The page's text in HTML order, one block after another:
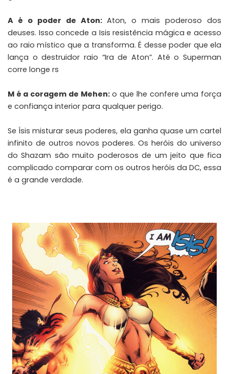
A é o poder de Aton:Aton, o mais poderoso dos
deuses. Isso concede a Isis resistência mágica e acesso
ao raio místico que a transforma. É desse poder que ela
lança o destruidor raio “Ira de Aton”. Até o Superman
corre longe rs
M é a coragem de Mehen:o que lhe confere uma força
e confiança interior para qualquer perigo.
Se Ísis misturar seus poderes, ela ganha quase um cartel
infinito de outros novos poderes. Os heróis do universo
do Shazam são muito poderosos de um jeito que fica
complicado comparar com os outros heróis da DC, essa
é a grande verdade.